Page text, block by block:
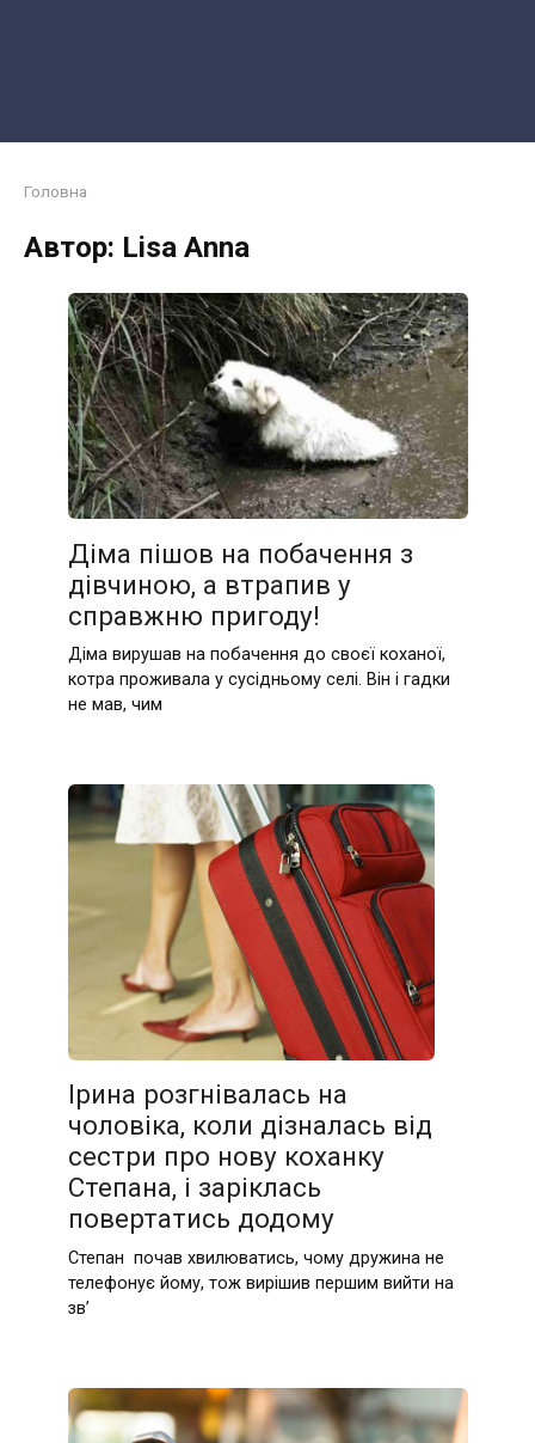
Головна
Автор: Lisa Anna
Діма пішов на побачення з
дівчиною, а втрапив у
справжню пригоду!
Діма вирушав на побачення до своєї коханої,
котра проживала у сусідньому селі. Він і гадки
не мав, чим
Ірина poзгнiвaлacь на
чоловіка, коли дізналась від
сестри про нову кoxaнку
Степана, і заріклась
повертатись додому
Степан почав хвилюватись, чому дружина не
телефонує йому, тож вирішив першим вийти на
зв’